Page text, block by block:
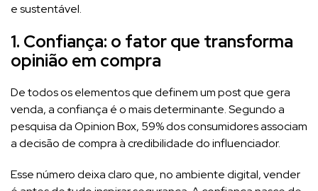
e sustentável.
1. Confiança: o fator que transforma
opinião em compra
De todos os elementos que definem um post que gera
venda, a confiança é o mais determinante. Segundo a
pesquisa da Opinion Box, 59% dos consumidores associam
a decisão de compra à credibilidade do influenciador.
Esse número deixa claro que, no ambiente digital, vender